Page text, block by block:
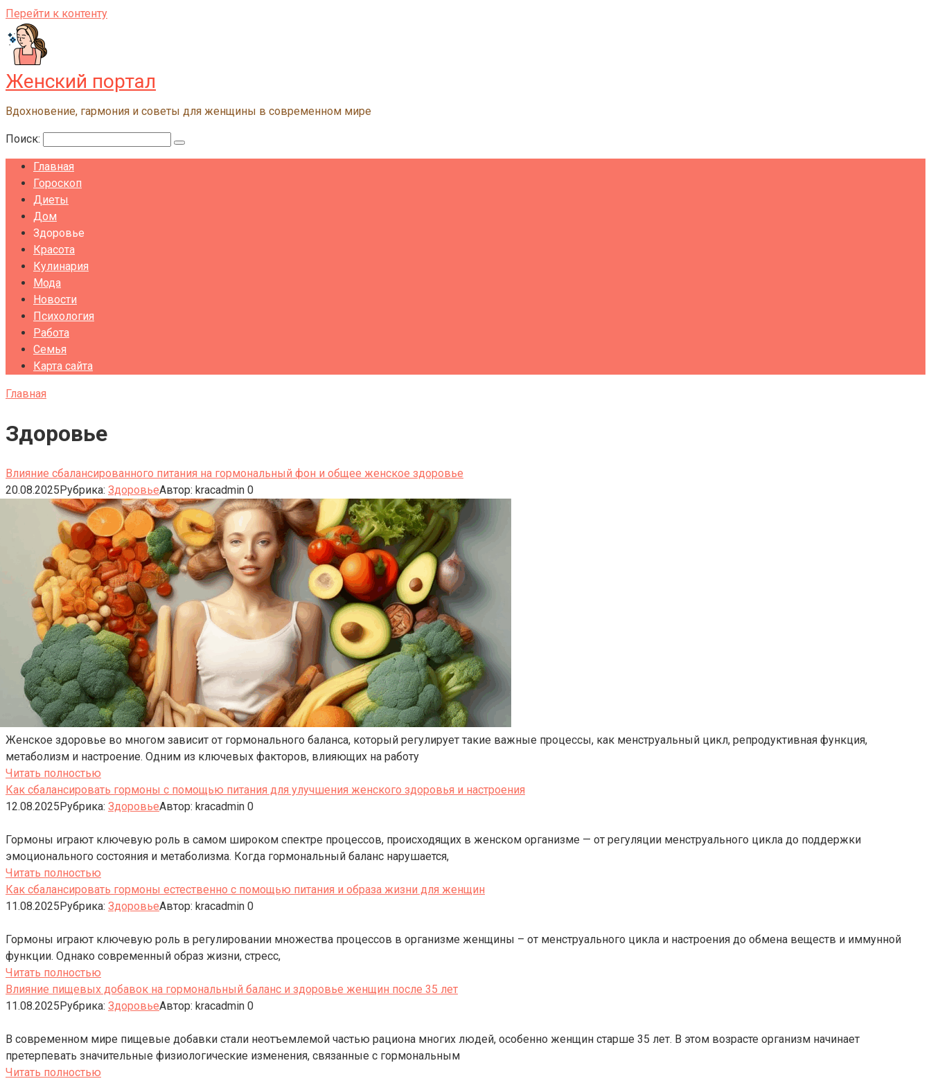
Перейти к контенту
Женский портал
Вдохновение, гармония и советы для женщины в современном мире
Поиск:
Главная
Гороскоп
Диеты
Дом
Здоровье
Красота
Кулинария
Мода
Новости
Психология
Работа
Семья
Карта сайта
Главная
Здоровье
Влияние сбалансированного питания на гормональный фон и общее женское здоровье
20.08.2025Рубрика: ЗдоровьеАвтор: kracadmin 0
Женское здоровье во многом зависит от гормонального баланса, который регулирует такие важные процессы, как менструальный цикл, репродуктивная функция,
метаболизм и настроение. Одним из ключевых факторов, влияющих на работу
Читать полностью
Как сбалансировать гормоны с помощью питания для улучшения женского здоровья и настроения
12.08.2025Рубрика: ЗдоровьеАвтор: kracadmin 0
Гормоны играют ключевую роль в самом широком спектре процессов, происходящих в женском организме — от регуляции менструального цикла до поддержки
эмоционального состояния и метаболизма. Когда гормональный баланс нарушается,
Читать полностью
Как сбалансировать гормоны естественно с помощью питания и образа жизни для женщин
11.08.2025Рубрика: ЗдоровьеАвтор: kracadmin 0
Гормоны играют ключевую роль в регулировании множества процессов в организме женщины – от менструального цикла и настроения до обмена веществ и иммунной
функции. Однако современный образ жизни, стресс,
Читать полностью
Влияние пищевых добавок на гормональный баланс и здоровье женщин после 35 лет
11.08.2025Рубрика: ЗдоровьеАвтор: kracadmin 0
В современном мире пищевые добавки стали неотъемлемой частью рациона многих людей, особенно женщин старше 35 лет. В этом возрасте организм начинает
претерпевать значительные физиологические изменения, связанные с гормональным
Читать полностью